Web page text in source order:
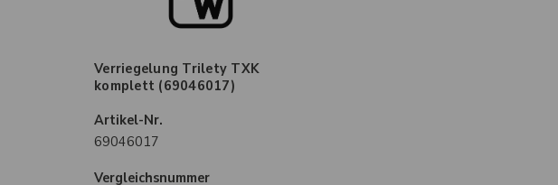
Verriegelung Trilety TXK
komplett (69046017)
Artikel-Nr.
69046017
Vergleichsnummer